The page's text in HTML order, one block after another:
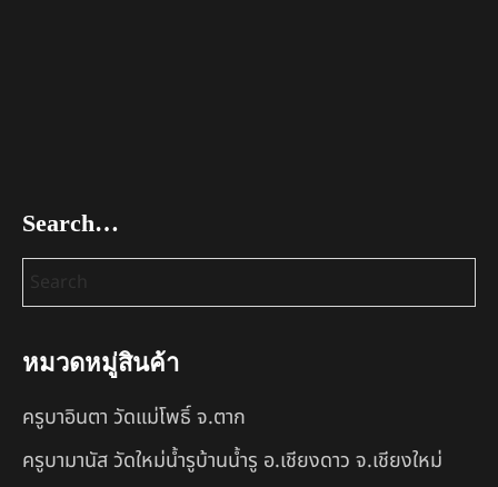
Search…
หมวดหมู่สินค้า
ครูบาอินตา วัดแม่โพธิ์ จ.ตาก
ครูบามานัส วัดใหม่น้ำรูบ้านน้ำรู อ.เชียงดาว จ.เชียงใหม่